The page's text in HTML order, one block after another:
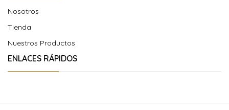
Nosotros
Tienda
Nuestros Productos
ENLACES RÁPIDOS